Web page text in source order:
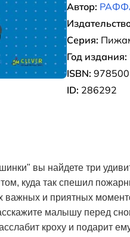
Автор:
Серия:
Год издания:
ISBN:
ID: 286292
вы найдете три
куда так спешил
важных и приятных
малышу перед
кроху и подарит